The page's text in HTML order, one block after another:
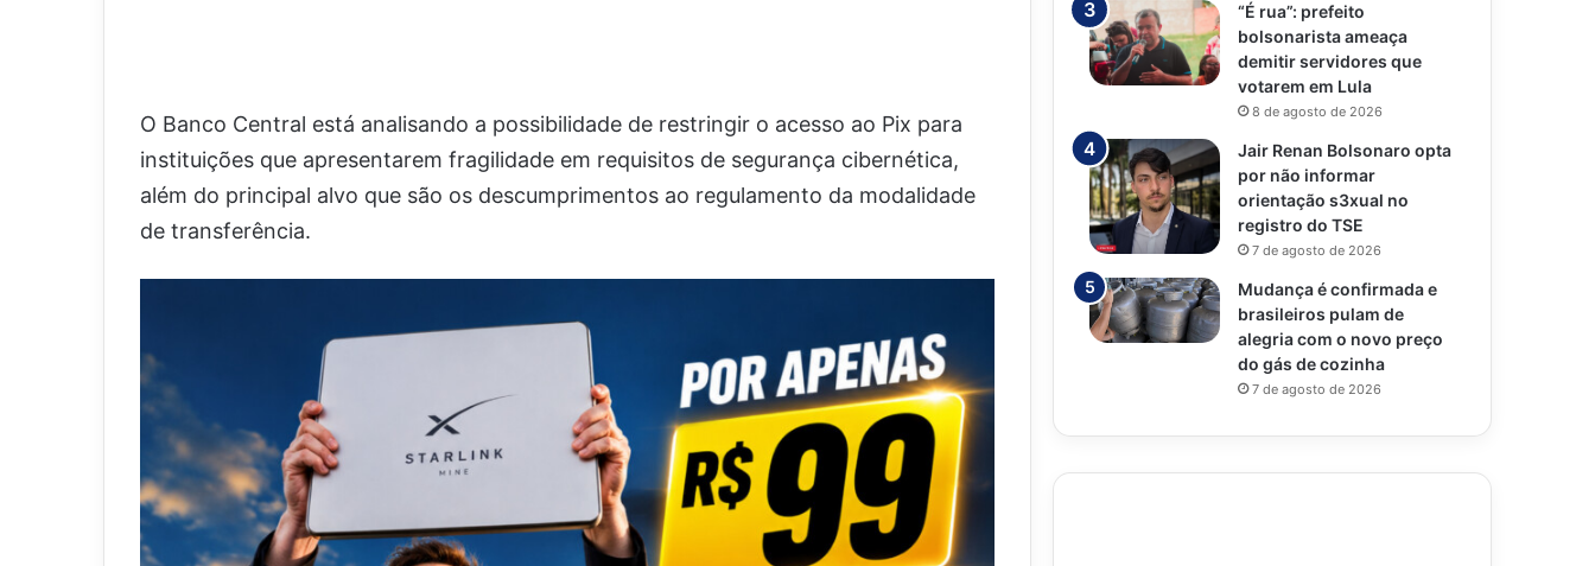
O Banco Central está analisando a possibilidade de restringir o acesso ao Pix para
instituições que apresentarem fragilidade em requisitos de segurança cibernética,
além do principal alvo que são os descumprimentos ao regulamento da modalidade
de transferência.
“É rua”: prefeito
bolsonarista ameaça
demitir servidores que
votarem em Lula
8 de agosto de 2026
Jair Renan Bolsonaro opta
por não informar
orientação s3xual no
registro do TSE
7 de agosto de 2026
Mudança é confirmada e
brasileiros pulam de
alegria com o novo preço
do gás de cozinha
7 de agosto de 2026